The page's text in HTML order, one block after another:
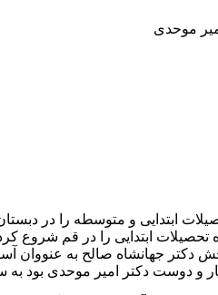
موحدی
سال ۱۳۰۱ در تهران به دنیا آمد. تحصیلات
جهانشاه صالح به عنووان
و دوست دکتر امیر موحدی